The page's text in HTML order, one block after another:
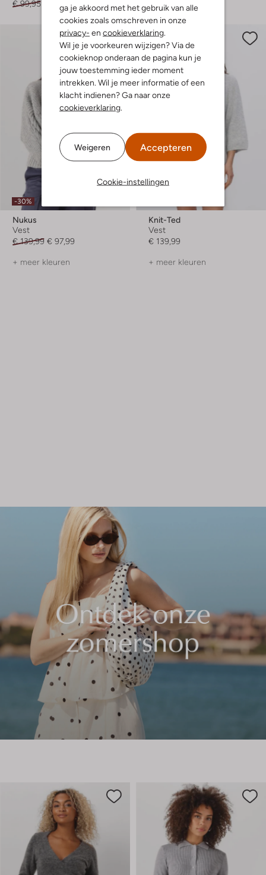
ga je akkoord met het gebruik van alle
cookies zoals omschreven in onze
privacy- en cookieverklaring.
Wil je je voorkeuren wijzigen? Via de
cookieknop onderaan de pagina kun je
jouw toestemming ieder moment
intrekken. Wil je meer informatie of een
klacht indienen? Ga naar onze
cookieverklaring.
Weigeren Accepteren
Cookie-instellingen
€ 99,95 € 59,99 € 89,99 € 71,99
-30%
Nukus
Vest
€ 139,99 € 97,99
+ meer kleuren
Laatste maten
Knit-Ted
Vest
€ 139,99
+ meer kleuren